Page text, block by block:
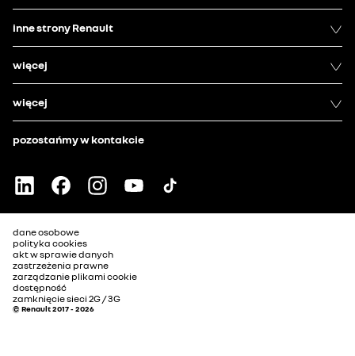
inne strony Renault
więcej
więcej
pozostańmy w kontakcie
dane osobowe
polityka cookies
akt w sprawie danych
zastrzeżenia prawne
zarządzanie plikami cookie
dostępność
zamknięcie sieci 2G / 3G
© Renault 2017 - 2026